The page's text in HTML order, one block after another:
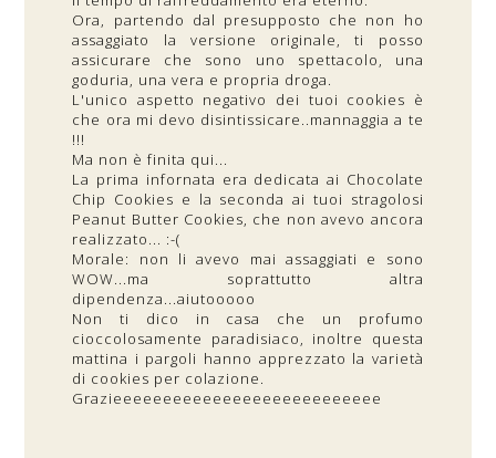
Ora, partendo dal presupposto che non ho
assaggiato la versione originale, ti posso
assicurare che sono uno spettacolo, una
goduria, una vera e propria droga.
L'unico aspetto negativo dei tuoi cookies è
che ora mi devo disintissicare..mannaggia a te
!!!
Ma non è finita qui...
La prima infornata era dedicata ai Chocolate
Chip Cookies e la seconda ai tuoi stragolosi
Peanut Butter Cookies, che non avevo ancora
realizzato... :-(
Morale: non li avevo mai assaggiati e sono
WOW...ma soprattutto altra
dipendenza...aiutooooo
Non ti dico in casa che un profumo
cioccolosamente paradisiaco, inoltre questa
mattina i pargoli hanno apprezzato la varietà
di cookies per colazione.
Grazieeeeeeeeeeeeeeeeeeeeeeeeeee